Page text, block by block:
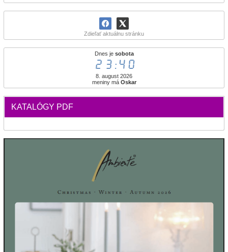
Zdieľať aktuálnu stránku
Dnes je sobota
23:40
8. august 2026
meniny má Oskar
KATALÓGY PDF